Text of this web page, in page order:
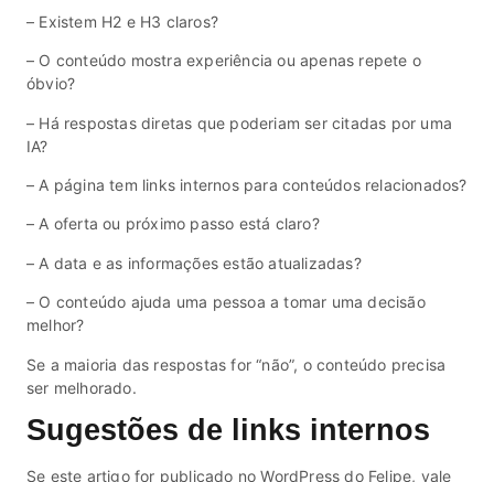
– Existem H2 e H3 claros?
– O conteúdo mostra experiência ou apenas repete o
óbvio?
– Há respostas diretas que poderiam ser citadas por uma
IA?
– A página tem links internos para conteúdos relacionados?
– A oferta ou próximo passo está claro?
– A data e as informações estão atualizadas?
– O conteúdo ajuda uma pessoa a tomar uma decisão
melhor?
Se a maioria das respostas for “não”, o conteúdo precisa
ser melhorado.
Sugestões de links internos
Se este artigo for publicado no WordPress do Felipe, vale